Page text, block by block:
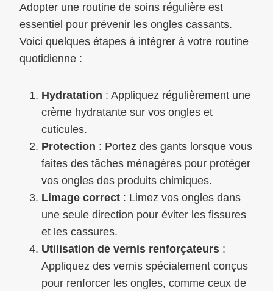
Adopter une routine de soins régulière est
essentiel pour prévenir les ongles cassants.
Voici quelques étapes à intégrer à votre routine
quotidienne :
Hydratation : Appliquez régulièrement une
crème hydratante sur vos ongles et
cuticules.
Protection : Portez des gants lorsque vous
faites des tâches ménagères pour protéger
vos ongles des produits chimiques.
Limage correct : Limez vos ongles dans
une seule direction pour éviter les fissures
et les cassures.
Utilisation de vernis renforçateurs :
Appliquez des vernis spécialement conçus
pour renforcer les ongles, comme ceux de